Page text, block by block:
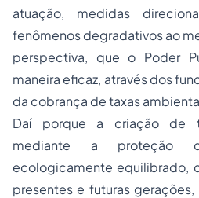
atuação, medidas
fenômenos degradativos ao
perspectiva, que o Poder
maneira eficaz, através dos
da cobrança de taxas
Daí porque a criação de
mediante a proteção
ecologicamente equilibrado,
presentes e futuras